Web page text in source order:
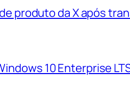
produto da X após
10 Enterprise